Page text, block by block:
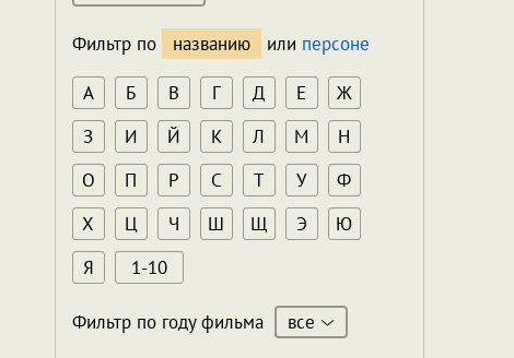
Фильтр по названию или персоне
А Б В Г Д Е
Ж
З
И Й К Л М
Н
О
П Р С Т У
Ф
Х
Ц Ч Ш Щ Э
Ю
Я
1-10
Фильтр по году фильма все